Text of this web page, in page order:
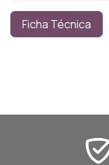
Ficha Técnica